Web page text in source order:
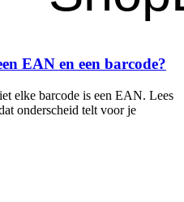
EAN en een barcode?
elke barcode is een EAN. Lees
onderscheid telt voor je